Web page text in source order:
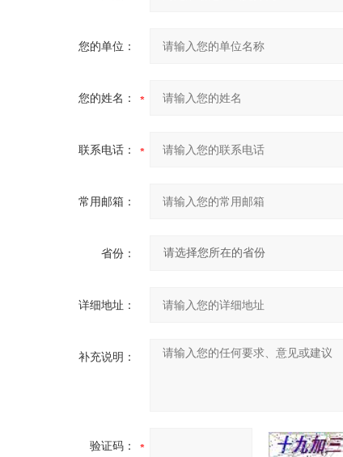
您的单位：
您的姓名：
联系电话：
常用邮箱：
省份：
详细地址：
补充说明：
验证码：